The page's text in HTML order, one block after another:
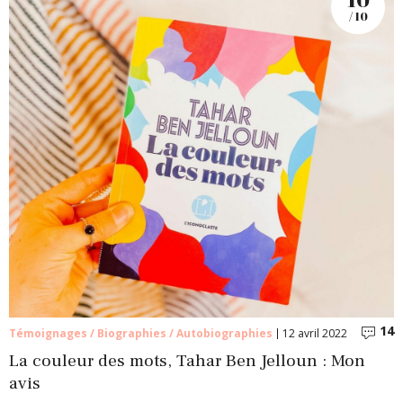
Témoignages / Biographies / Autobiographies 12 avril 2022 14
La couleur des mots, Tahar Ben Jelloun : Mon
avis
/ 10